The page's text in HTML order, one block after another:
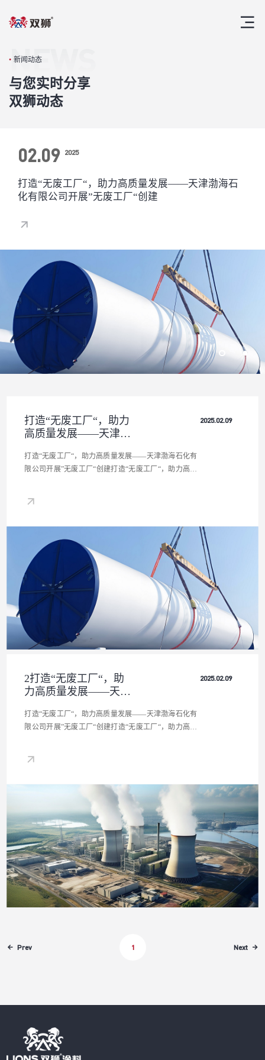
• 新闻动态
NEWS
与您实时分享
双狮动态
02.09 2025
打造“无废工厂“，助力高质量发展——天津渤海石
化有限公司开展”无废工厂“创建
02.09 2025
2打造“无废工厂“，助力高质量发展——天津渤海石
化有限公司开展”无废工厂“创建
2025.02.09
打造“无废工厂“，助力
高质量发展——天津渤
无废工厂“创建
打造“无废工厂“，助力高质量发展——天津渤海石化有
限公司开展”无废工厂“创建打造“无废工厂“，助力高质
打造“无废工厂“，助力高质量发展——天津渤海石化有
限公司开展”无废工厂“创建打造“无废工厂“，助力高质
量发展——天津渤海石化有限公司开展”无废工厂“创建
打造“无废工厂“，助力高质量发展——天津渤海石化有
限公司开展”无废工厂“创建打造“无废工厂“，助力高质
量发展——天津渤海石化有限公司开展”无废工厂“创建
2025.02.09
2打造“无废工厂“，助
力高质量发展——天津
展”无废工厂“创建
打造“无废工厂“，助力高质量发展——天津渤海石化有
限公司开展”无废工厂“创建打造“无废工厂“，助力高质
打造“无废工厂“，助力高质量发展——天津渤海石化有
限公司开展”无废工厂“创建打造“无废工厂“，助力高质
量发展——天津渤海石化有限公司开展”无废工厂“创建
打造“无废工厂“，助力高质量发展——天津渤海石化有
限公司开展”无废工厂“创建打造“无废工厂“，助力高质
量发展——天津渤海石化有限公司开展”无废工厂“创建
Prev 1 Next